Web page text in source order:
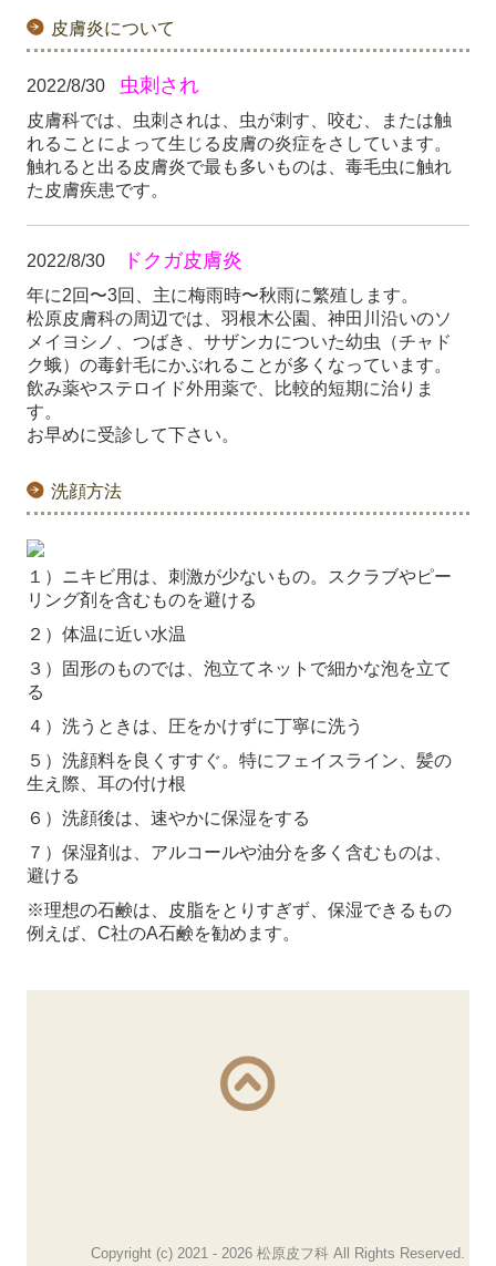
皮膚炎について
2022/8/30 虫刺され
皮膚科では、虫刺されは、虫が刺す、咬む、または触
れることによって生じる皮膚の炎症をさしています。
触れると出る皮膚炎で最も多いものは、毒毛虫に触れ
た皮膚疾患です。
2022/8/30 ドクガ皮膚炎
年に2回〜3回、主に梅雨時〜秋雨に繁殖します。
松原皮膚科の周辺では、羽根木公園、神田川沿いのソ
メイヨシノ、つばき、サザンカについた幼虫（チャド
ク蛾）の毒針毛にかぶれることが多くなっています。
飲み薬やステロイド外用薬で、比較的短期に治りま
す。
お早めに受診して下さい。
洗顔方法
１）ニキビ用は、刺激が少ないもの。スクラブやピー
リング剤を含むものを避ける
２）体温に近い水温
３）固形のものでは、泡立てネットで細かな泡を立て
る
４）洗うときは、圧をかけずに丁寧に洗う
５）洗顔料を良くすすぐ。特にフェイスライン、髪の
生え際、耳の付け根
６）洗顔後は、速やかに保湿をする
７）保湿剤は、アルコールや油分を多く含むものは、
避ける
※理想の石鹸は、皮脂をとりすぎず、保湿できるもの
例えば、C社のA石鹸を勧めます。
Copyright (c) 2021 - 2026 松原皮フ科 All Rights Reserved.